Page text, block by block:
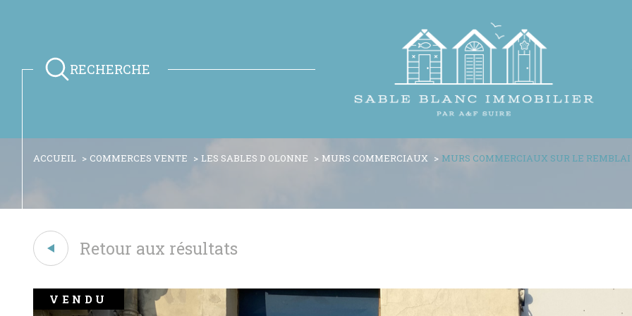
RECHERCHE
ACCUEIL COMMERCES VENTE LES SABLES D OLONNE MURS COMMERCIAUX MURS COMMERCIAUX SUR LE REMBLAI
Retour aux résultats
VENDU